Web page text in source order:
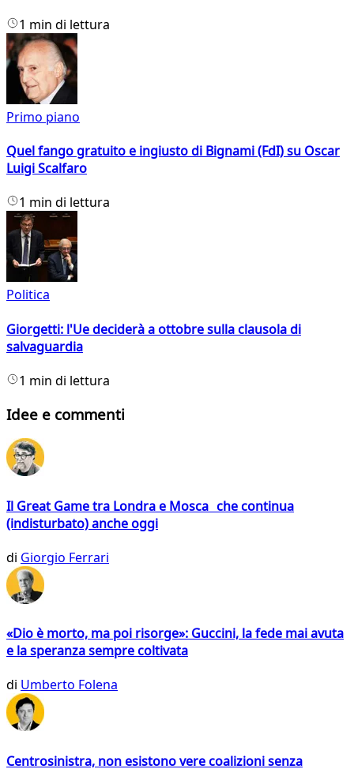
1 min di lettura
Primo piano
Quel fango gratuito e ingiusto di Bignami (FdI) su Oscar
Luigi Scalfaro
1 min di lettura
Politica
Giorgetti: l'Ue deciderà a ottobre sulla clausola di
salvaguardia
1 min di lettura
Idee e commenti
Il Great Game tra Londra e Mosca che continua
(indisturbato) anche oggi
di Giorgio Ferrari
«Dio è morto, ma poi risorge»: Guccini, la fede mai avuta
e la speranza sempre coltivata
di Umberto Folena
Centrosinistra, non esistono vere coalizioni senza